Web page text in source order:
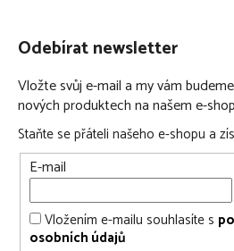
Odebírat newsletter
Vložte svůj e-mail a my vám
nových produktech na našem e-
Staňte se přáteli našeho e-shopu a
E-mail
Vložením e-mailu souhlasíte s
osobních údajů